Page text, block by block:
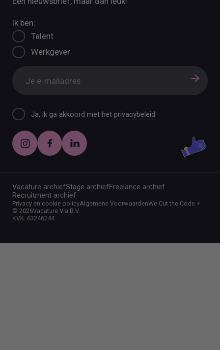
Ik ben:
Talent
Werkgever
Ja, ik ga akkoord met hetprivacybeleid
Vacature archiefStage archiefFreelance archief
Recruitment archief
©2026Vacature Via B.V.
KVK: 63246244
Privacy en cookie policyAlgemene VoorwaardenWe Cut the Code ⚡️